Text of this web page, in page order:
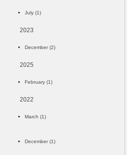
July (1)
2023
December (2)
2025
February (1)
2022
March (1)
December (1)